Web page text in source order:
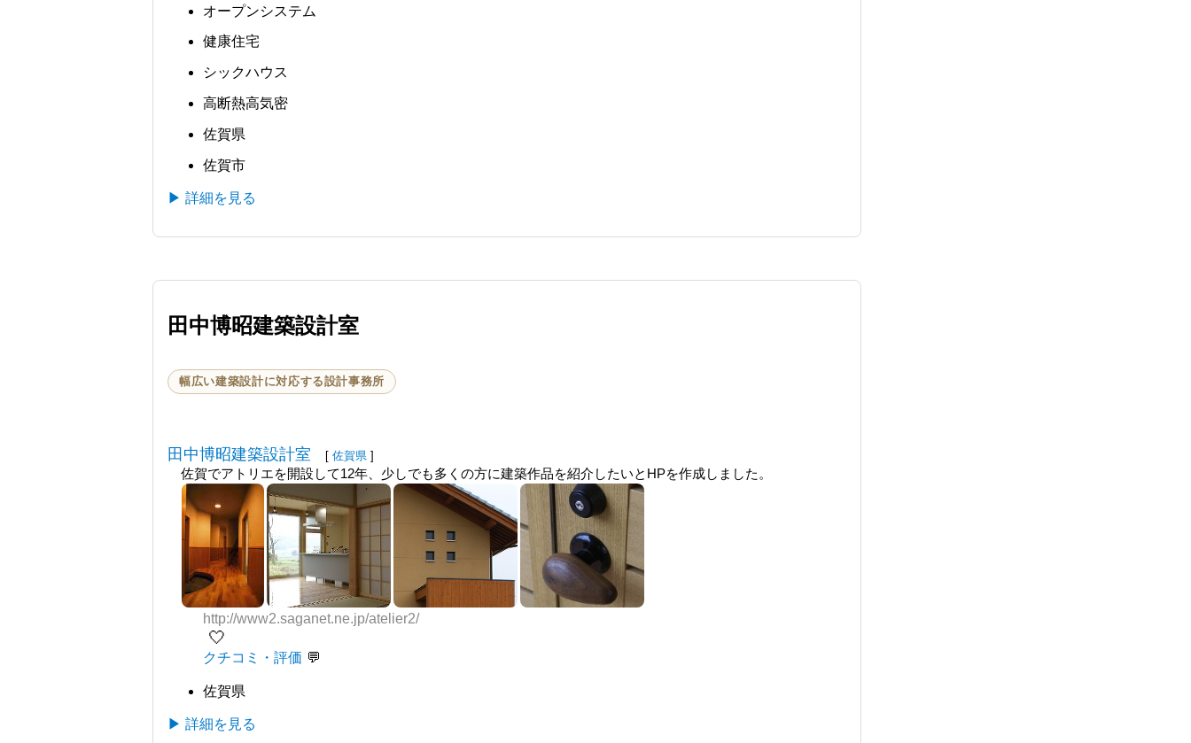
オープンシステム
健康住宅
シックハウス
高断熱高気密
佐賀県
佐賀市
▶ 詳細を見る
田中博昭建築設計室
幅広い建築設計に対応する設計事務所
田中博昭建築設計室 [ 佐賀県 ]
佐賀でアトリエを開設して12年、少しでも多くの方に建築作品を紹介したいとHPを作成しました。
http://www2.saganet.ne.jp/atelier2/
🤍
クチコミ・評価
佐賀県
▶ 詳細を見る